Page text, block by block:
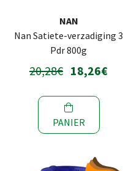
NAN
Nan Satiete-verzadiging 3
Pdr 800g
20,28€ 18,26€
PANIER